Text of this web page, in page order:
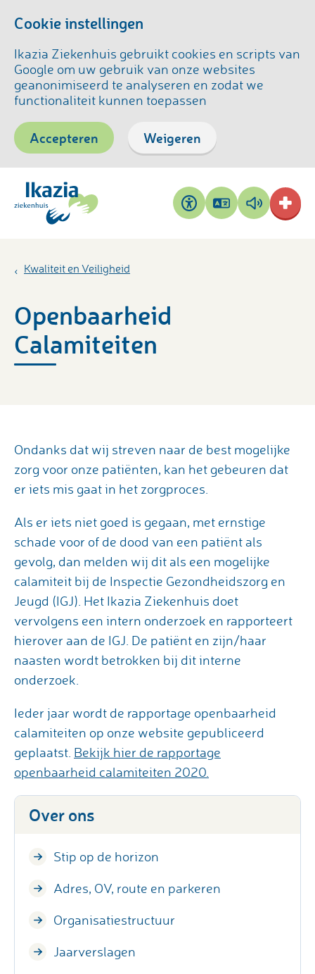
Cookie instellingen
Ikazia Ziekenhuis gebruikt cookies en scripts van
Google om uw gebruik van onze websites
geanonimiseerd te analyseren en zodat we
functionaliteit kunnen toepassen
Accepteren Weigeren
Toegankelijkheid
Pagina
vertalen
Pagina
voorlezen
Kwaliteit en Veiligheid
Openbaarheid
Calamiteiten
Over ons
Stip op de horizon
Adres, OV, route en parkeren
Organisatiestructuur
Jaarverslagen
Ondanks dat wij streven naar de best mogelijke
zorg voor onze patiënten, kan het gebeuren dat
er iets mis gaat in het zorgproces.
Als er iets niet goed is gegaan, met ernstige
schade voor of de dood van een patiënt als
gevolg, dan melden wij dit als een mogelijke
calamiteit bij de Inspectie Gezondheidszorg en
Jeugd (IGJ). Het Ikazia Ziekenhuis doet
vervolgens een intern onderzoek en rapporteert
hierover aan de IGJ. De patiënt en zijn/haar
naasten wordt betrokken bij dit interne
onderzoek.
Ieder jaar wordt de rapportage openbaarheid
calamiteiten op onze website gepubliceerd
geplaatst. Bekijk hier de rapportage
openbaarheid calamiteiten 2020.